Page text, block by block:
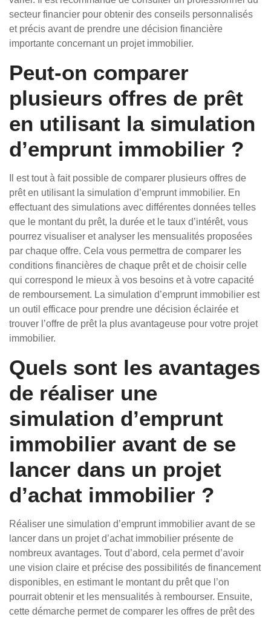
secteur financier pour obtenir des conseils personnalisés
et précis avant de prendre une décision financière
importante concernant un projet immobilier.
Peut-on comparer
plusieurs offres de prêt
en utilisant la simulation
d’emprunt immobilier ?
Il est tout à fait possible de comparer plusieurs offres de
prêt en utilisant la simulation d’emprunt immobilier. En
effectuant des simulations avec différentes données telles
que le montant du prêt, la durée et le taux d’intérêt, vous
pourrez visualiser et analyser les mensualités proposées
par chaque offre. Cela vous permettra de comparer les
conditions financières de chaque prêt et de choisir celle
qui correspond le mieux à vos besoins et à votre capacité
de remboursement. La simulation d’emprunt immobilier est
un outil efficace pour prendre une décision éclairée et
trouver l’offre de prêt la plus avantageuse pour votre projet
immobilier.
Quels sont les avantages
de réaliser une
simulation d’emprunt
immobilier avant de se
lancer dans un projet
d’achat immobilier ?
Réaliser une simulation d’emprunt immobilier avant de se
lancer dans un projet d’achat immobilier présente de
nombreux avantages. Tout d’abord, cela permet d’avoir
une vision claire et précise des possibilités de financement
disponibles, en estimant le montant du prêt que l’on
pourrait obtenir et les mensualités à rembourser. Ensuite,
cette démarche permet de comparer les offres de prêt des